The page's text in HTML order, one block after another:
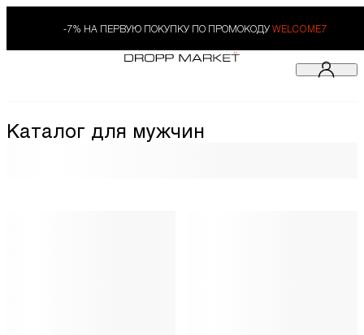
-7% НА ПЕРВУЮ ПОКУПКУ ПО ПРОМОКОДУ WELCOME7
Каталог для мужчин